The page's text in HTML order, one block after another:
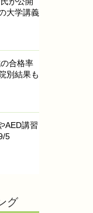
大学講義
合格率
別結果も
AED講習
5
グ